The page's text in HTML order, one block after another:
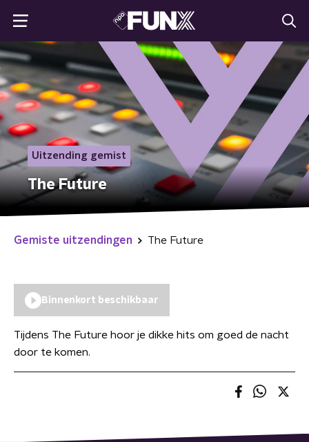
Uitzending gemist
The Future
Gemiste uitzendingen The Future
Binnenkort beschikbaar
Tijdens The Future hoor je dikke hits om goed de nacht
door te komen.